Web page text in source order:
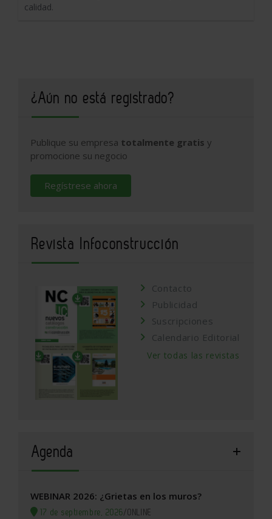
calidad.
¿Aún no está registrado?
Publique su empresa totalmente gratis y
promocione su negocio
Regístrese ahora
Revista Infoconstrucción
Contacto
Publicidad
Suscripciones
Calendario Editorial
Ver todas las revistas
Agenda
WEBINAR 2026: ¿Grietas en los muros?
17 de septiembre, 2026/ONLINE